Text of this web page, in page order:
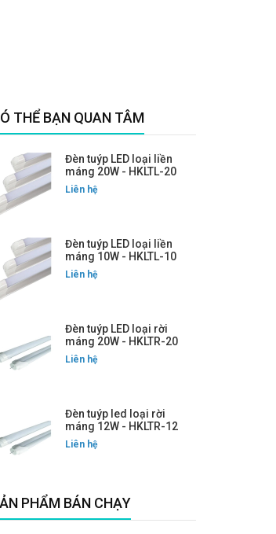
THỂ BẠN QUAN TÂM
Đèn tuýp LED loại liền
máng 20W - HKLTL-20
Liên hệ
Đèn tuýp LED loại liền
máng 10W - HKLTL-10
Liên hệ
Đèn tuýp LED loại rời
máng 20W - HKLTR-20
Liên hệ
Đèn tuýp led loại rời
máng 12W - HKLTR-12
Liên hệ
PHẨM BÁN CHẠY